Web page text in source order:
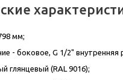
мм;
- боковое, G 1/2" внутренняя
глянцевый (RAL 9016);